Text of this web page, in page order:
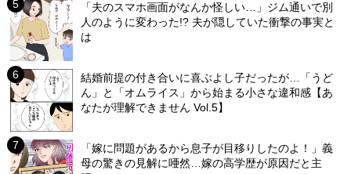
「夫のスマホ画面がなんか怪しい…」ジム通いで別
人のように変わった!? 夫が隠していた衝撃の事実と
は
結婚前提の付き合いに喜ぶよし子だったが…「うど
ん」と「オムライス」から始まる小さな違和感【あ
なたが理解できません Vol.5】
「嫁に問題があるから息子が目移りしたのよ！」義
母の驚きの見解に唖然…嫁の高学歴が原因だと主